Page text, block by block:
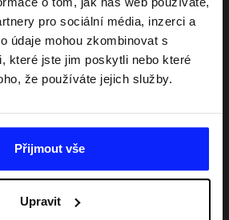
pro sociální média, inzerci a
údaje mohou zkombinovat s
které jste jim poskytli nebo které
že používáte jejich služby.
Přijmout vše
Upravit